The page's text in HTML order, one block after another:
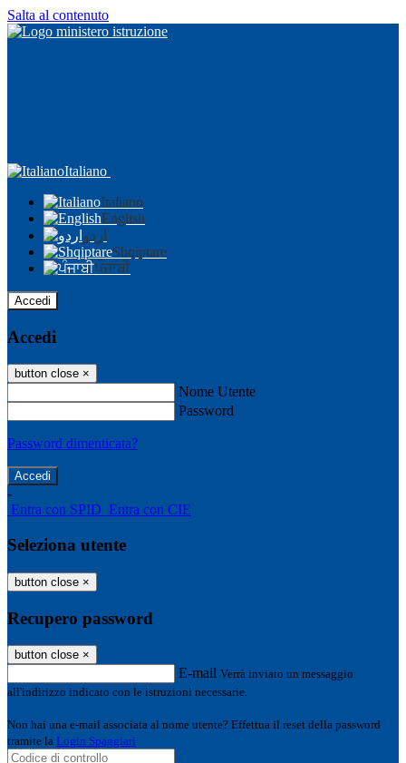
Salta al contenuto
Italiano
Italiano
English
اردو
Shqiptare
ਪੰਜਾਬੀ
Accedi
Accedi
button close ×
Nome Utente
Password
Password dimenticata?
-
Entra con SPID Entra con CIE
Seleziona utente
button close ×
Recupero password
button close ×
E-mail Verrà inviato un messaggio
all'indirizzo indicato con le istruzioni necessarie.
Non hai una e-mail associata al nome utente? Effettua il reset della password
tramite la Login Spaggiari